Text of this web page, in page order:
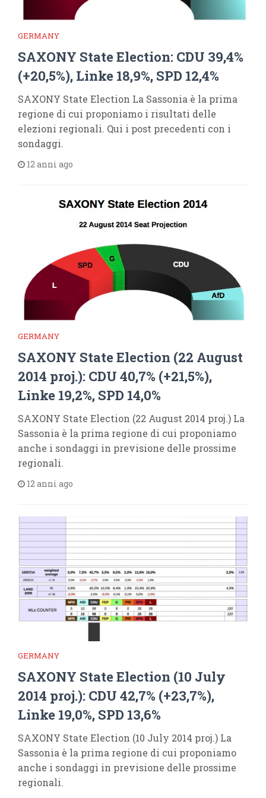
GERMANY
SAXONY State Election: CDU 39,4%
(+20,5%), Linke 18,9%, SPD 12,4%
SAXONY State Election La Sassonia è la prima
regione di cui proponiamo i risultati delle
elezioni regionali. Qui i post precedenti con i
sondaggi.
12 anni ago
GERMANY
SAXONY State Election (22 August
2014 proj.): CDU 40,7% (+21,5%),
Linke 19,2%, SPD 14,0%
SAXONY State Election (22 August 2014 proj.) La
Sassonia è la prima regione di cui proponiamo
anche i sondaggi in previsione delle prossime
regionali.
12 anni ago
GERMANY
SAXONY State Election (10 July
2014 proj.): CDU 42,7% (+23,7%),
Linke 19,0%, SPD 13,6%
SAXONY State Election (10 July 2014 proj.) La
Sassonia è la prima regione di cui proponiamo
anche i sondaggi in previsione delle prossime
regionali.